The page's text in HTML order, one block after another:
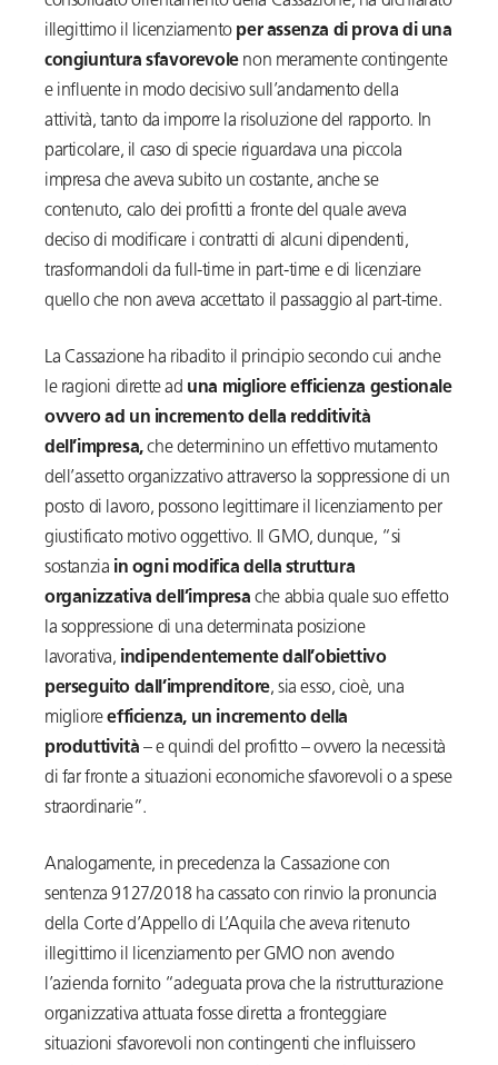
illegittimo il licenziamento per assenza di prova di una
congiuntura sfavorevole non meramente contingente
e influente in modo decisivo sull’andamento della
attività, tanto da imporre la risoluzione del rapporto. In
particolare, il caso di specie riguardava una piccola
impresa che aveva subito un costante, anche se
contenuto, calo dei profitti a fronte del quale aveva
deciso di modificare i contratti di alcuni dipendenti,
trasformandoli da full-time in part-time e di licenziare
quello che non aveva accettato il passaggio al part-time.
La Cassazione ha ribadito il principio secondo cui anche
le ragioni dirette ad una migliore efficienza gestionale
ovvero ad un incremento della redditività
dell’impresa,che determinino un effettivo mutamento
dell’assetto organizzativo attraverso la soppressione di un
posto di lavoro, possono legittimare il licenziamento per
giustificato motivo oggettivo. Il GMO, dunque, “si
sostanzia in ogni modifica della struttura
organizzativa dell’impresache abbia quale suo effetto
la soppressione di una determinata posizione
lavorativa, indipendentemente dall’obiettivo
perseguito dall’imprenditore, sia esso, cioè, una
miglioreefficienza, un incremento della
produttività – e quindi del profitto – ovvero la necessità
di far fronte a situazioni economiche sfavorevoli o a spese
straordinarie”.
Analogamente, in precedenza la Cassazione con
sentenza 9127/2018 ha cassato con rinvio la pronuncia
della Corte d’Appello di L’Aquila che aveva ritenuto
illegittimo il licenziamento per GMO non avendo
l’azienda fornito “adeguata prova che la ristrutturazione
organizzativa attuata fosse diretta a fronteggiare
situazioni sfavorevoli non contingenti che influissero